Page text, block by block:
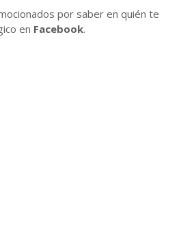
por saber en quién te
en Facebook.